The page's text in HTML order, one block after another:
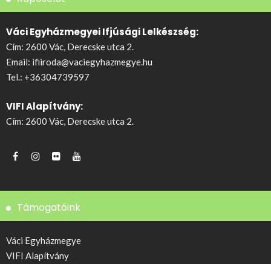
Váci Egyházmegyei Ifjúsági Lelkészség:
Cím: 2600 Vác, Derecske utca 2.
Email: ifiiroda@vaciegyhazmegye.hu
Tel.: +36304739597
VIFI Alapítvány:
Cím: 2600 Vác, Derecske utca 2.
Támogatóink
Váci Egyházmegye
VIFI Alapítvány